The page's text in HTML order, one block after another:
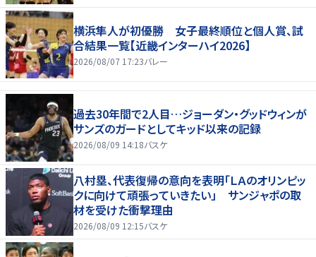
横浜隼人が初優勝 女子最終順位と個人賞、試
合結果一覧【近畿インターハイ2026】
2026/08/07 17:23バレー
過去30年間で2人目…ジョーダン・グッドウィンが
サンズのガードとしてキッド以来の記録
2026/08/09 14:18バスケ
八村塁、代表復帰の意向を表明「ＬＡのオリンピッ
クに向けて頑張っていきたい」 サンジャポの取
材を受けた衝撃理由
2026/08/09 12:15バスケ